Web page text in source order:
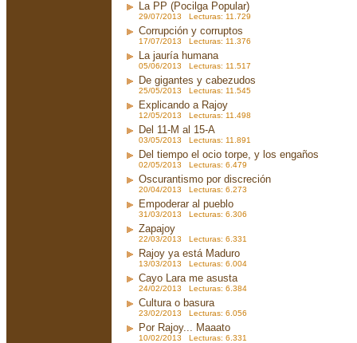
La PP (Pocilga Popular)
29/07/2013 Lecturas: 11.729
Corrupción y corruptos
17/07/2013 Lecturas: 11.376
La jauría humana
05/06/2013 Lecturas: 11.517
De gigantes y cabezudos
25/05/2013 Lecturas: 11.545
Explicando a Rajoy
12/05/2013 Lecturas: 11.498
Del 11-M al 15-A
03/05/2013 Lecturas: 11.891
Del tiempo el ocio torpe, y los engaños
02/05/2013 Lecturas: 6.479
Oscurantismo por discreción
20/04/2013 Lecturas: 6.273
Empoderar al pueblo
31/03/2013 Lecturas: 6.306
Zapajoy
22/03/2013 Lecturas: 6.331
Rajoy ya está Maduro
13/03/2013 Lecturas: 6.004
Cayo Lara me asusta
24/02/2013 Lecturas: 6.384
Cultura o basura
23/02/2013 Lecturas: 6.056
Por Rajoy... Maaato
10/02/2013 Lecturas: 6.331